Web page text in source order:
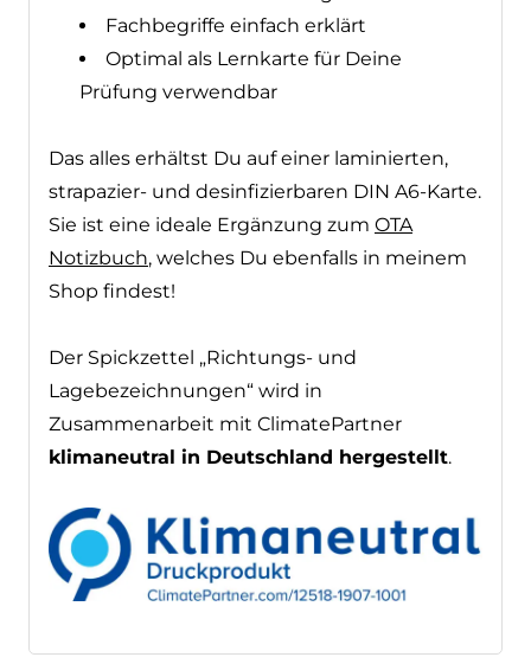
Fachbegriffe einfach erklärt
Optimal als Lernkarte für Deine
Prüfung verwendbar
Das alles erhältst Du auf einer laminierten,
strapazier- und desinfizierbaren DIN A6-Karte.
Sie ist eine ideale Ergänzung zum OTA
Notizbuch, welches Du ebenfalls in meinem
Shop findest!
Der Spickzettel „Richtungs- und
Lagebezeichnungen“ wird in
Zusammenarbeit mit ClimatePartner
klimaneutral in Deutschland hergestellt.